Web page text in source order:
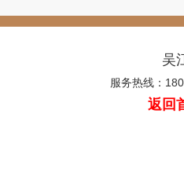
吴
服务热线：
返回